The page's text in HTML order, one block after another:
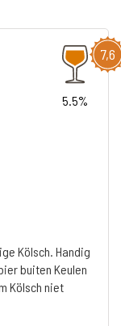
7,6
5.5%
Kölsch. Handig
buiten Keulen
Kölsch niet